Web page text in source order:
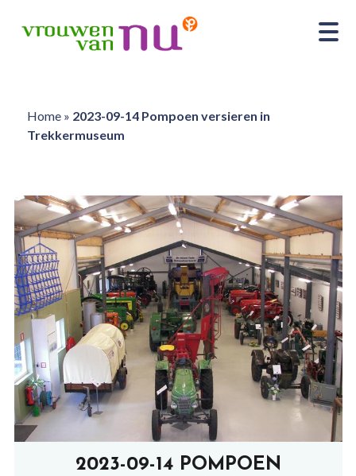
Home» 2023-09-14 Pompoen versieren in
Trekkermuseum
2023-09-14 POMPOEN